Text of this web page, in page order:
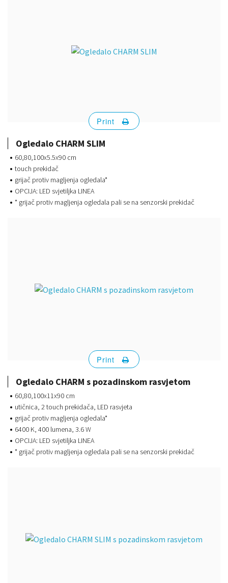
Ogledalo CHARM SLIM
60,80,100x5.5x90 cm
touch prekidač
grijač protiv magljenja ogledala*
OPCIJA: LED svjetiljka LINEA
* grijač protiv magljenja ogledala pali se na senzorski prekidač
Print
Ogledalo CHARM s pozadinskom rasvjetom
60,80,100x11x90 cm
utičnica, 2 touch prekidača, LED rasvjeta
grijač protiv magljenja ogledala*
6400 K, 400 lumena, 3.6 W
OPCIJA: LED svjetiljka LINEA
* grijač protiv magljenja ogledala pali se na senzorski prekidač
Print